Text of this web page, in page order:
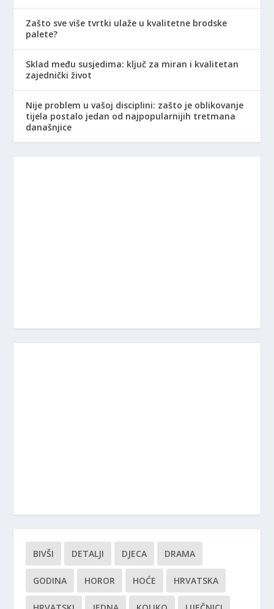
Zašto sve više tvrtki ulaže u kvalitetne brodske
palete?
Sklad među susjedima: ključ za miran i kvalitetan
zajednički život
Nije problem u vašoj disciplini: zašto je oblikovanje
tijela postalo jedan od najpopularnijih tretmana
današnjice
BIVŠI DETALJI DJECA DRAMA
GODINA HOROR HOĆE HRVATSKA